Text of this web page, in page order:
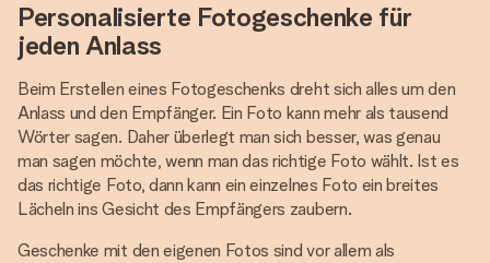
Personalisierte Fotogeschenke für
jeden Anlass
Beim Erstellen eines Fotogeschenks dreht sich alles um den
Anlass und den Empfänger. Ein Foto kann mehr als tausend
Wörter sagen. Daher überlegt man sich besser, was genau
man sagen möchte, wenn man das richtige Foto wählt. Ist es
das richtige Foto, dann kann ein einzelnes Foto ein breites
Lächeln ins Gesicht des Empfängers zaubern.
Geschenke mit den eigenen Fotos sind vor allem als